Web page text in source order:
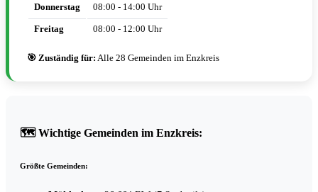
Donnerstag 08:00 - 14:00 Uhr
Freitag 08:00 - 12:00 Uhr
🎯 Zuständig für: Alle 28 Gemeinden im Enzkreis
🗺️ Wichtige Gemeinden im Enzkreis:
Größte Gemeinden: